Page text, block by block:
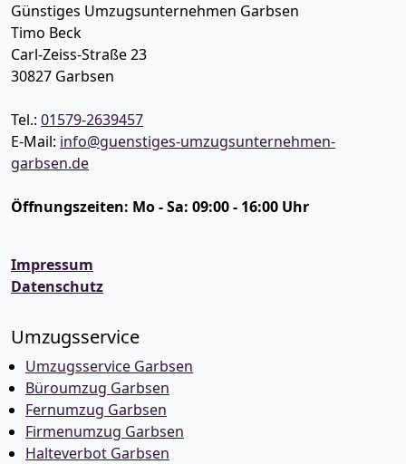
Günstiges Umzugsunternehmen Garbsen
Timo Beck
Carl-Zeiss-Straße 23
30827 Garbsen
Tel.: 01579-2639457
E-Mail: info@guenstiges-umzugsunternehmen-
garbsen.de
Öffnungszeiten: Mo - Sa: 09:00 - 16:00 Uhr
Impressum
Datenschutz
Umzugsservice
Umzugsservice Garbsen
Büroumzug Garbsen
Fernumzug Garbsen
Firmenumzug Garbsen
Halteverbot Garbsen